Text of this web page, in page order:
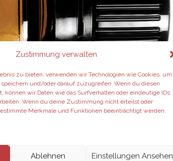
Zustimmung verwalten
zu bieten, verwenden wir Technologien wie Cookies, um
und/oder darauf zuzugreifen. Wenn du diesen
können wir Daten wie das Surfverhalten oder eindeutige IDs
Wenn du deine Zustimmung nicht erteilst oder
Merkmale und Funktionen beeinträchtigt werden.
Ablehnen Einstellungen Ansehen
Melisse, Ylang Ylang, Osmanthus und